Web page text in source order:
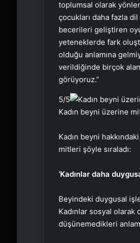
toplumsal olarak
çocukları daha fazla
becerileri geliştiren
yeteneklerde fark
olduğu anlamına
verildiğinde birçok
görüyoruz.”
5/5
Kadın beyni üzerine
Kadın beyni
mitleri şöyle sıraladı:
‘Kadınlar daha
Beyindeki duygusal
Kadınlar sosyal olarak
düşünemedikleri